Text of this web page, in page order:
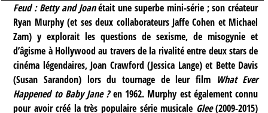
Feud : Betty and Joanétait une superbe mini-série ; son créateur
Ryan Murphy (et ses deux collaborateurs Jaffe Cohen et Michael
Zam) y explorait les questions de sexisme, de misogynie et
d’âgisme à Hollywood au travers de la rivalité entre deux stars de
cinéma légendaires, Joan Crawford (Jessica Lange) et Bette Davis
(Susan Sarandon) lors du tournage de leur film What Ever
Happened to Baby Jane ?en 1962. Murphy est également connu
pour avoir créé la très populaire série musicale Glee(2009-2015)